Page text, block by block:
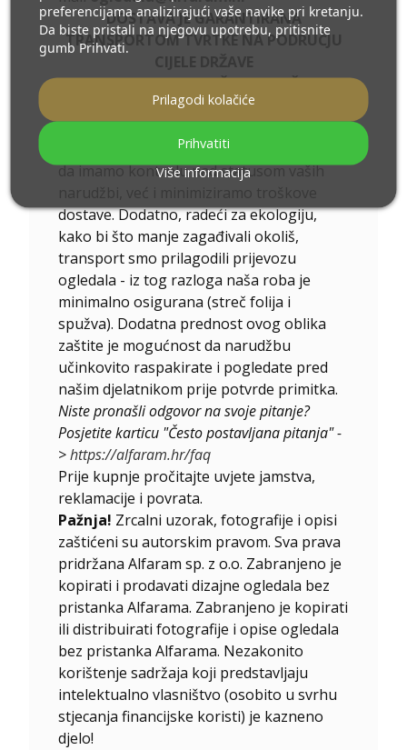
DOSTAVA JE GARANTIRANA
TRANSPORTOM TVRTKE NA PODRUČJU
SIGURNOST ZA VAŠE NARUDŽBE.
Posjedujemo vlastiti vozni park. Robu
kupljenu kod nas dostavljaju isključivo
naši djelatnici, zahvaljujući čemu ne samo
da imamo kontrolu nad statusom vaših
dostave. Dodatno, radeći za ekologiju,
kako bi što manje zagađivali okoliš,
transport smo prilagodili prijevozu
ogledala - iz tog razloga naša roba je
minimalno osigurana (streč folija i
spužva). Dodatna prednost ovog oblika
zaštite je mogućnost da narudžbu
učinkovito raspakirate i pogledate pred
našim djelatnikom prije potvrde primitka.
Niste pronašli odgovor na svoje pitanje?
Posjetite karticu "Često postavljana pitanja" -
>https://alfaram.hr/faq
Prije kupnje pročitajte uvjete jamstva,
reklamacije i povrata.
Pažnja! Zrcalni uzorak, fotografije i opisi
zaštićeni su autorskim pravom. Sva prava
pridržana Alfaram sp. z o.o. Zabranjeno je
kopirati i prodavati dizajne ogledala bez
pristanka Alfarama. Zabranjeno je kopirati
ili distribuirati fotografije i opise ogledala
bez pristanka Alfarama. Nezakonito
korištenje sadržaja koji predstavljaju
intelektualno vlasništvo (osobito u svrhu
stjecanja financijske koristi) je kazneno
djelo!
preferencijama analizirajući vaše navike pri kretanju.
Da biste pristali na njegovu upotrebu, pritisnite
gumb Prihvati.
Više informacija
Prilagodi kolačiće
Prihvatiti